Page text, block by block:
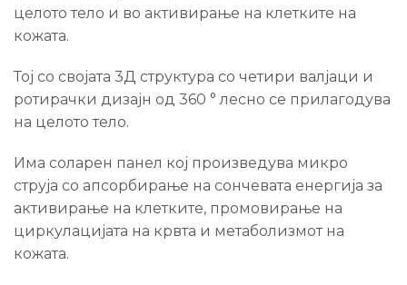
целото тело и во активирање на клетките на
кожата.
Тој со својата 3Д структура со четири валјаци и
ротирачки дизајн од 360 ° лесно се прилагодува
на целото тело.
Има соларен панел кој произведува микро
струја со апсорбирање на сончевата енергија за
активирање на клетките, промовирање на
циркулацијата на крвта и метаболизмот на
кожата.